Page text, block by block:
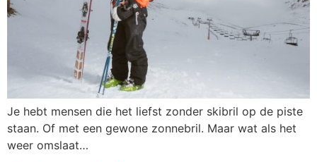
Je hebt mensen die het liefst zonder skibril op de piste
staan. Of met een gewone zonnebril. Maar wat als het
weer omslaat…